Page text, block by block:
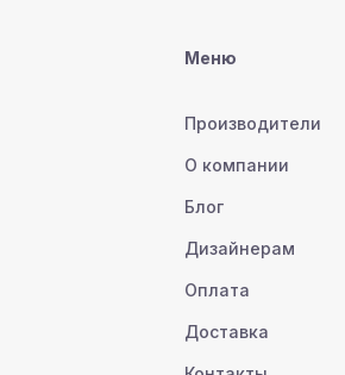
Меню
Производители
О компании
Блог
Дизайнерам
Оплата
Доставка